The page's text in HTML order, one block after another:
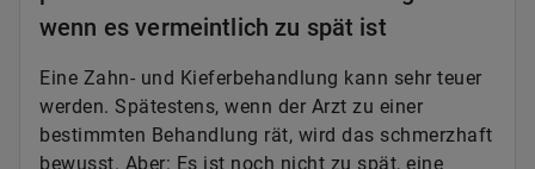
wenn es vermeintlich zu spät ist
Eine Zahn- und Kieferbehandlung kann sehr teuer
werden. Spätestens, wenn der Arzt zu einer
bestimmten Behandlung rät, wird das schmerzhaft
bewusst. Aber: Es ist noch nicht zu spät, eine